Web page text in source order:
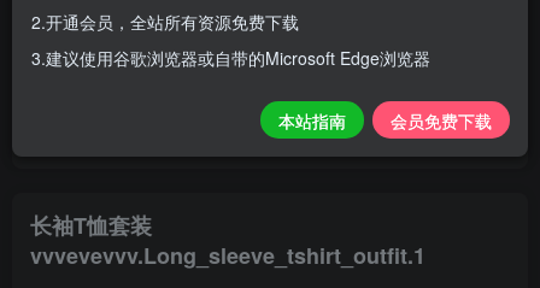
开通会员【免费下载】全站资源！
1.为了资源不失效！请不要在线解压！
3.有任何问题请联系客服或评论留言。
长袖T恤套装
vvvevevvv.Long_sleeve_tshirt_outfit.1
2.开通会员，全站所有资源免费下载
3.建议使用谷歌浏览器或自带的Microsoft Edge浏览器
本站指南 会员免费下载